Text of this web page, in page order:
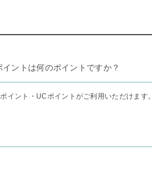
ントは何のポイントですか？
イント・UCポイントがご利用いただけます。